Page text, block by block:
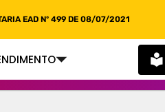
EAD Nº 499 DE 08/07/2021